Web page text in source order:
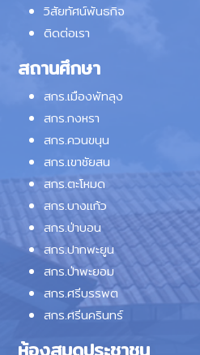
วิสัยทัศน์พันธกิจ
ติดต่อเรา
สถานศึกษา
สกร.เมืองพัทลุง
สกร.กงหรา
สกร.ควนขนุน
สกร.เขาชัยสน
สกร.ตะโหมด
สกร.บางแก้ว
สกร.ป่าบอน
สกร.ปากพะยูน
สกร.ป่าพะยอม
สกร.ศรีบรรพต
สกร.ศรีนครินทร์